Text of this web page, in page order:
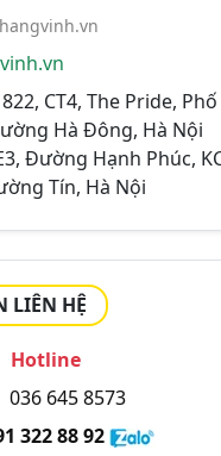
CT4, The Pride,
Hà Đông, Hà Nội
Đường Hạnh Phúc,
Tín, Hà Nội
LIÊN HỆ
Hotline
036 645 8573
322 88 92